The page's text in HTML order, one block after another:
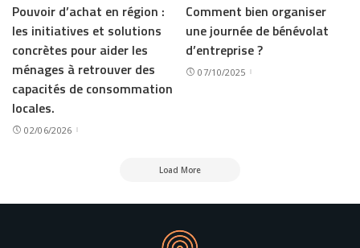
Pouvoir d’achat en région :
les initiatives et solutions
concrètes pour aider les
ménages à retrouver des
capacités de consommation
locales.
02/06/2026
Comment bien organiser
une journée de bénévolat
d’entreprise ?
07/10/2025
Load More